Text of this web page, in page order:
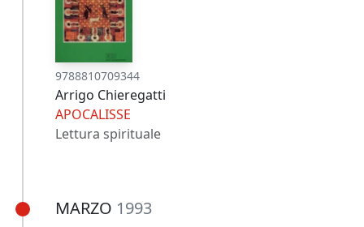
9788810709344
Arrigo Chieregatti
APOCALISSE
Lettura spirituale
MARZO 1993